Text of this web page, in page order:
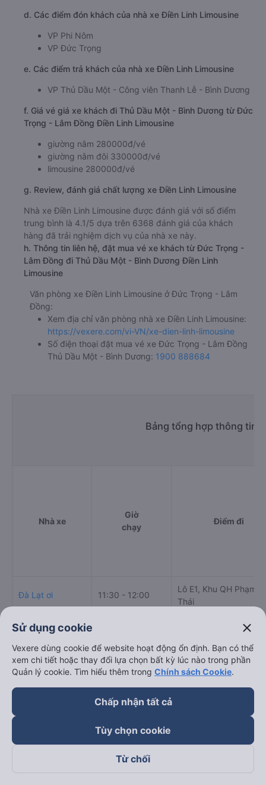
d. Các điểm đón khách của nhà xe Điền Linh Limousine
VP Phi Nôm
VP Đức Trọng
e. Các điểm trả khách của nhà xe Điền Linh Limousine
VP Thủ Dầu Một - Công viên Thanh Lễ - Bình Dương
f. Giá vé giá xe khách đi Thủ Dầu Một - Bình Dương từ Đức
Trọng - Lâm Đồng Điền Linh Limousine
giường nằm 280000đ/vé
giường nằm đôi 330000đ/vé
limousine 280000đ/vé
g. Review, đánh giá chất lượng xe Điền Linh Limousine
Nhà xe Điền Linh Limousine được đánh giá với số điểm
trung bình là 4.1/5 dựa trên 6368 đánh giá của khách
hàng đã trải nghiệm dịch vụ của nhà xe này.
h. Thông tin liên hệ, đặt mua vé xe khách từ Đức Trọng -
Lâm Đồng đi Thủ Dầu Một - Bình Dương Điền Linh
Limousine
Văn phòng xe Điền Linh Limousine ở Đức Trọng - Lâm
Đồng:
Xem địa chỉ văn phòng nhà xe Điền Linh Limousine:
https://vexere.com/vi-VN/xe-dien-linh-limousine
Số điện thoại đặt mua vé xe Đức Trọng - Lâm Đồng
Thủ Dầu Một - Bình Dương: 1900 888684
Bảng tổng hợp thông tin
Nhà xe
Giờ
chạy
Điểm đi
Đà Lạt ơi 11:30 - 12:00
Lô E1, Khu QH Phạm
Thái
Phương Trang
Thanh Bình Xanh 11:55 - 11:55 47 Phan Đăng Lưu
06:45 - 23:30
Số 04 QL27, Phi Nôm,
Cách đặt vé xe khách đi Thủ Dầu Một - Bình Dương
từ Đức Trọng - Lâm Đồng nhanh và uy tín nhất
Sử dụng cookie close
Vexere dùng cookie để website hoạt động ổn định. Bạn có thể
xem chi tiết hoặc thay đổi lựa chọn bất kỳ lúc nào trong phần
Quản lý cookie. Tìm hiểu thêm trong Chính sách Cookie.
Chấp nhận tất cả
Tùy chọn cookie
Từ chối